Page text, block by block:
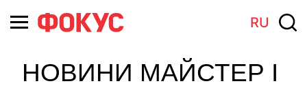
RU
НОВИНИ МАЙСТЕР І